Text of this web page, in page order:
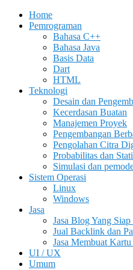
Home
Pemrograman
Bahasa C++
Bahasa Java
Basis Data
Dart
HTML
Teknologi
Desain dan
Kecerdasan Buatan
Manajemen Proyek
Pengembangan
Pengolahan Citra
Probabilitas dan
Simulasi dan
Sistem Operasi
Linux
Windows
Jasa
Jasa Blog Yang Siap
Jual Backlink dan
Jasa Membuat
UI / UX
Umum